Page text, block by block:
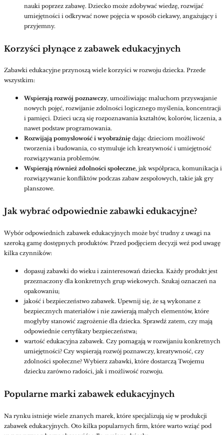
nauki poprzez zabawę. Dziecko może zdobywać wiedzę, rozwijać
umiejętności i odkrywać nowe pojęcia w sposób ciekawy, angażujący i
przyjemny.
Korzyści płynące z zabawek edukacyjnych
Zabawki edukacyjne przynoszą wiele korzyści w rozwoju dziecka. Przede
wszystkim:
Wspierają rozwój poznawczy, umożliwiając maluchom przyswajanie
nowych pojęć, rozwijanie zdolności logicznego myślenia, koncentracji
i pamięci. Dzieci uczą się rozpoznawania kształtów, kolorów, liczenia, a
nawet podstaw programowania.
Rozwijają pomysłowość i wyobraźnię dając dzieciom możliwość
tworzenia i budowania, co stymuluje ich kreatywność i umiejętność
rozwiązywania problemów.
Wspierają również zdolności społeczne, jak współpraca, komunikacja i
rozwiązywanie konfliktów podczas zabaw zespołowych, takie jak gry
planszowe.
Jak wybrać odpowiednie zabawki edukacyjne?
Wybór odpowiednich zabawek edukacyjnych może być trudny z uwagi na
szeroką gamę dostępnych produktów. Przed podjęciem decyzji weź pod uwagę
kilka czynników:
dopasuj zabawki do wieku i zainteresowań dziecka. Każdy produkt jest
przeznaczony dla konkretnych grup wiekowych. Szukaj oznaczeń na
opakowaniu;
jakość i bezpieczeństwo zabawek. Upewnij się, że są wykonane z
bezpiecznych materiałów i nie zawierają małych elementów, które
mogłyby stanowić zagrożenie dla dziecka. Sprawdź zatem, czy mają
odpowiednie certyfikaty bezpieczeństwa;
wartość edukacyjna zabawek. Czy pomagają w rozwijaniu konkretnych
umiejętności? Czy wspierają rozwój poznawczy, kreatywność, czy
zdolności społeczne? Wybierz zabawki, które dostarczą Twojemu
dziecku zarówno radości, jak i możliwość rozwoju.
Popularne marki zabawek edukacyjnych
Na rynku istnieje wiele znanych marek, które specjalizują się w produkcji
zabawek edukacyjnych. Oto kilka popularnych firm, które warto wziąć pod